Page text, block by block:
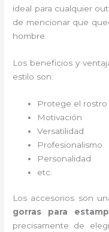
ideal para cualquier
de mencionar que
hombre.
Los beneficios y
estilo son:
Protege el rostro
Motivación
Versatilidad
Profesionalismo
Personalidad
etc.
Los accesorios son
gorras para
precisamente de